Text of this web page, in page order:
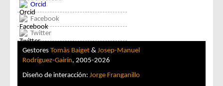
Orcid
Facebook
Twitter
Gestores Tomàs Baiget & Josep-Manuel
Rodríguez-Gairín, 2005-2026
Diseño de interacción: Jorge Franganillo